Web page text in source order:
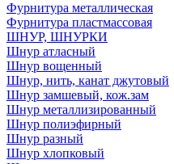
Фурнитура металлическая
Фурнитура пластмассовая
ШНУР, ШНУРКИ
Шнур атласный
Шнур вощенный
Шнур, нить, канат джутовый
Шнур замшевый, кож.зам
Шнур металлизированный
Шнур полиэфирный
Шнур разный
Шнур хлопковый